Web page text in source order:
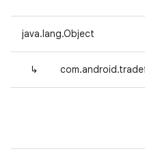
java.lang.Object
↳